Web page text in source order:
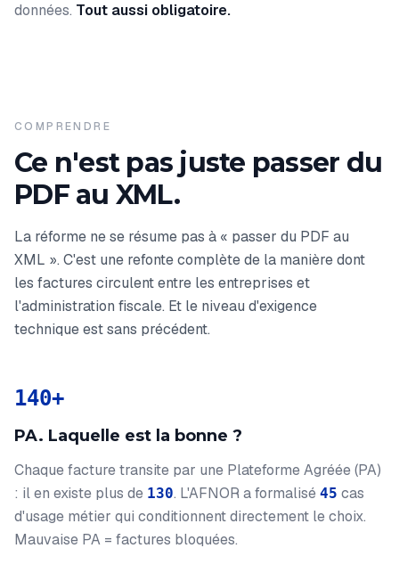
données. Tout aussi obligatoire.
COMPRENDRE
Ce n'est pas juste passer du
PDF au XML.
La réforme ne se résume pas à « passer du PDF au
XML ». C'est une refonte complète de la manière dont
les factures circulent entre les entreprises et
l'administration fiscale. Et le niveau d'exigence
technique est sans précédent.
140+
PA. Laquelle est la bonne ?
Chaque facture transite par une Plateforme Agréée (PA)
: il en existe plus de 130. L'AFNOR a formalisé 45 cas
d'usage métier qui conditionnent directement le choix.
Mauvaise PA = factures bloquées.